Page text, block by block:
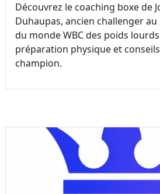
Découvrez le coaching boxe de
Duhaupas, ancien challenger
du monde WBC des poids
préparation physique et conseils
champion.